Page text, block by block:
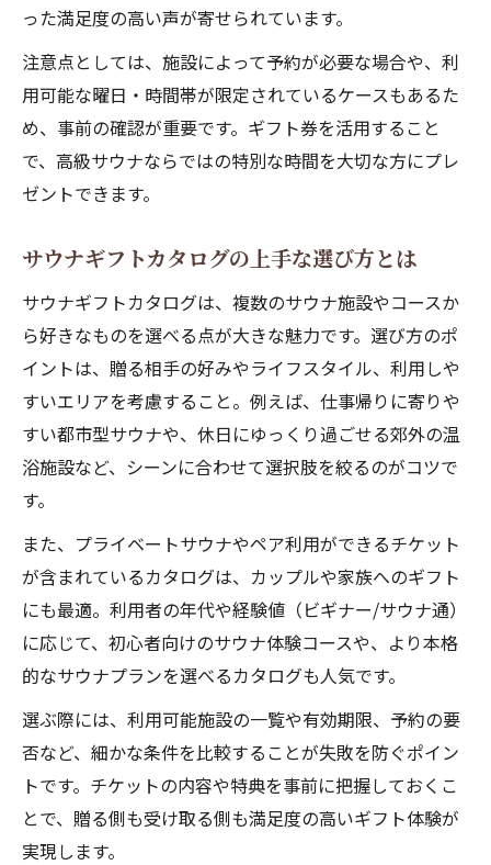
った満足度の高い声が寄せられています。
注意点としては、施設によって予約が必要な場合や、利
用可能な曜日・時間帯が限定されているケースもあるた
め、事前の確認が重要です。ギフト券を活用すること
で、高級サウナならではの特別な時間を大切な方にプレ
ゼントできます。
サウナギフトカタログの上手な選び方とは
サウナギフトカタログは、複数のサウナ施設やコースか
ら好きなものを選べる点が大きな魅力です。選び方のポ
イントは、贈る相手の好みやライフスタイル、利用しや
すいエリアを考慮すること。例えば、仕事帰りに寄りや
すい都市型サウナや、休日にゆっくり過ごせる郊外の温
浴施設など、シーンに合わせて選択肢を絞るのがコツで
す。
また、プライベートサウナやペア利用ができるチケット
が含まれているカタログは、カップルや家族へのギフト
にも最適。利用者の年代や経験値（ビギナー/サウナ通）
に応じて、初心者向けのサウナ体験コースや、より本格
的なサウナプランを選べるカタログも人気です。
選ぶ際には、利用可能施設の一覧や有効期限、予約の要
否など、細かな条件を比較することが失敗を防ぐポイン
トです。チケットの内容や特典を事前に把握しておくこ
とで、贈る側も受け取る側も満足度の高いギフト体験が
実現します。